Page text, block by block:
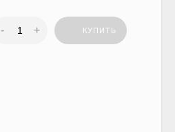
- + КУПИТЬ